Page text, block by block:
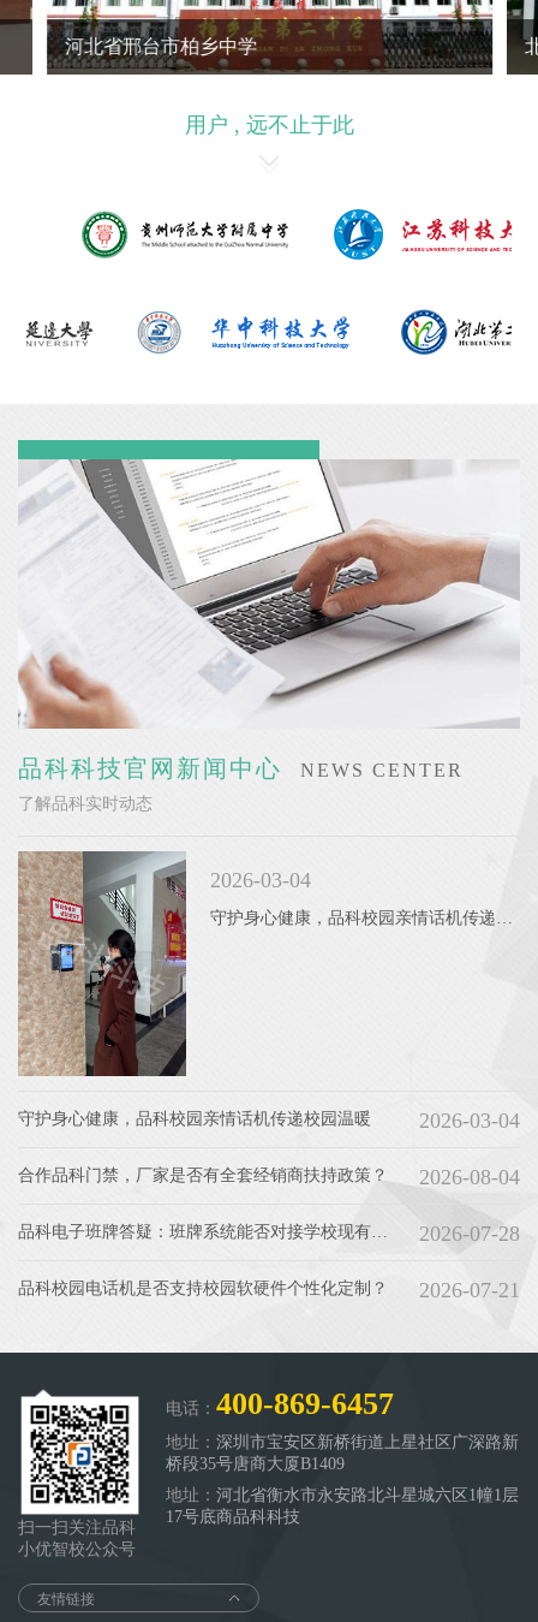
河北省邢台市柏乡中学
用户 , 远不止于此
品科科技官网新闻中心 NEWS CENTER
了解品科实时动态
2026-03-04
守护身心健康，品科校园亲情话机传递校园温暖 2026-03-04
合作品科门禁，厂家是否有全套经销商扶持政策？ 2026-08-04
2026-07-28
品科校园电话机是否支持校园软硬件个性化定制？ 2026-07-21
扫一扫关注品科
小优智校公众号
电话： 400-869-6457
地址： 深圳市宝安区新桥街道上星社区广深路新
桥段35号唐商大厦B1409
地址： 河北省衡水市永安路北斗星城六区1幢1层
17号底商品科科技
友情链接